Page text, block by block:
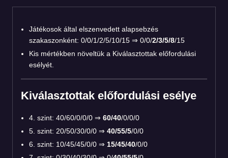
Játékosok által elszenvedett alapsebzés
szakaszonként: 0/0/1/2/5/10/15 ⇒ 0/0/2/3/5/8/15
Kis mértékben növeltük a Kiválasztottak előfordulási
esélyét.
Kiválasztottak előfordulási esélye
4. szint: 40/60/0/0/0 ⇒ 60/40/0/0/0
5. szint: 20/50/30/0/0 ⇒ 40/55/5/0/0
6. szint: 10/45/45/0/0 ⇒ 15/45/40/0/0